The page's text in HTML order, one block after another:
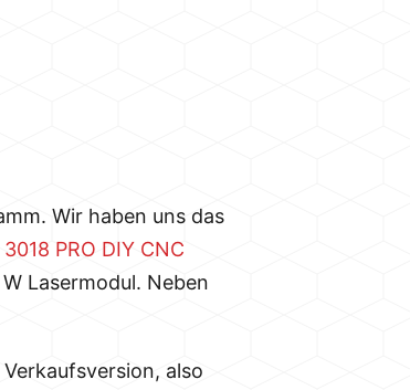
Wir haben uns das
PRO DIY CNC
Lasermodul. Neben
also